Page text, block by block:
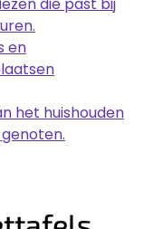
en
het huishouden